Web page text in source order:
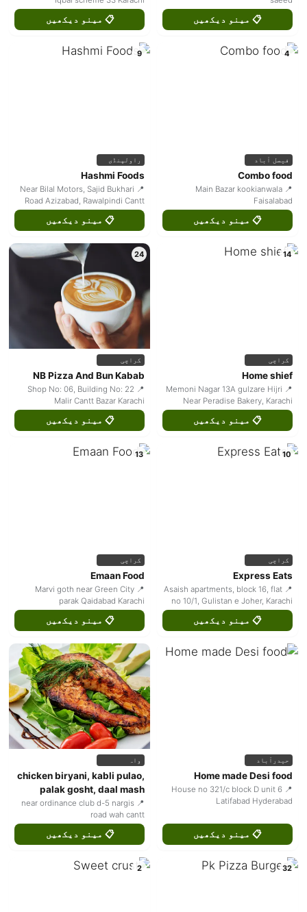
📋 مینو دیکھیں 📋 مینو دیکھیں
4
فیصل آباد
Combo food
📍 Main Bazar kookianwala
Faisalabad
📋 مینو دیکھیں
9
راولپنڈی
Hashmi Foods
📍 Near Bilal Motors, Sajid Bukhari
Road Azizabad, Rawalpindi Cantt
📋 مینو دیکھیں
14
کراچی
Home shief
📍 Memoni Nagar 13A gulzare Hijri
Near Peradise Bakery, Karachi
📋 مینو دیکھیں
24
کراچی
NB Pizza And Bun Kabab
📍 Shop No: 06, Building No: 22
Malir Cantt Bazar Karachi
📋 مینو دیکھیں
10
کراچی
Express Eats
📍 Asaish apartments, block 16, flat
no 10/1, Gulistan e Joher, Karachi
📋 مینو دیکھیں
13
کراچی
Emaan Food
📍 Marvi goth near Green City
parak Qaidabad Karachi
📋 مینو دیکھیں
حیدرآباد
Home made Desi food
📍 House no 321/c block D unit 6
Latifabad Hyderabad
📋 مینو دیکھیں
واہ
chicken biryani, kabli pulao,
palak gosht, daal mash
📍 near ordinance club d-5 nargis
road wah cantt
📋 مینو دیکھیں
32
2